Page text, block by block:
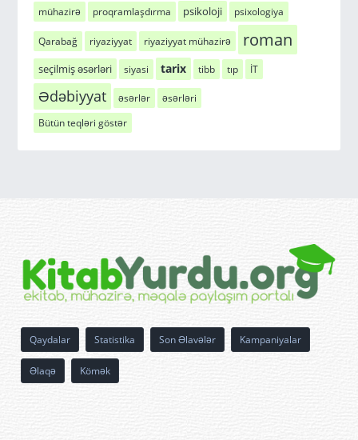
mühazirə
proqramlaşdırma psikoloji psixologiya
Qarabağ riyaziyyat riyaziyyat mühazirə roman
seçilmiş əsərləri siyasi tarix tibb tıp İT
Ədəbiyyat əsərlər
əsərləri
Bütün teqləri göstər
Qaydalar Statistika Son Əlavələr Kampaniyalar
Əlaqə Kömək